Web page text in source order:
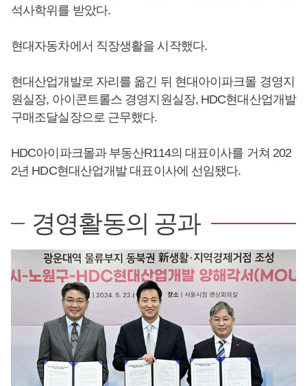
석사학위를 받았다.
현대자동차에서 직장생활을 시작했다.
현대산업개발로 자리를 옮긴 뒤 현대아이파크몰 경영지
원실장, 아이콘트롤스 경영지원실장, HDC현대산업개발
구매조달실장으로 근무했다.
HDC아이파크몰과 부동산R114의 대표이사를 거쳐 202
2년 HDC현대산업개발 대표이사에 선임됐다.
경영활동의 공과